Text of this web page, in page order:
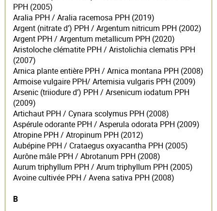
PPH (2005)
Aralia PPH / Aralia racemosa PPH (2019)
Argent (nitrate d’) PPH / Argentum nitricum PPH (2002)
Argent PPH / Argentum metallicum PPH (2020)
Aristoloche clématite PPH / Aristolichia clematis PPH
(2007)
Arnica plante entière PPH / Arnica montana PPH (2008)
Armoise vulgaire PPH/ Artemisia vulgaris PPH (2009)
Arsenic (triiodure d’) PPH / Arsenicum iodatum PPH
(2009)
Artichaut PPH / Cynara scolymus PPH (2008)
Aspérule odorante PPH / Asperula odorata PPH (2009)
Atropine PPH / Atropinum PPH (2012)
Aubépine PPH / Crataegus oxyacantha PPH (2005)
Aurône mâle PPH / Abrotanum PPH (2008)
Aurum triphyllum PPH / Arum triphyllum PPH (2005)
Avoine cultivée PPH / Avena sativa PPH (2008)
B